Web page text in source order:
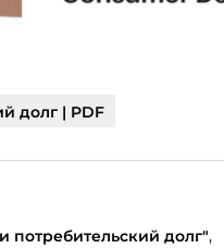
долг | PDF
потребительский долг",